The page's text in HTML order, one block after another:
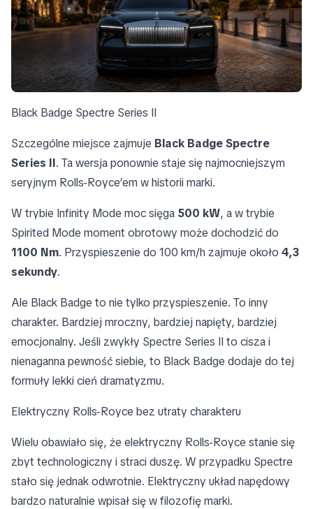
Black Badge Spectre Series II
Szczególne miejsce zajmuje Black Badge Spectre
Series II. Ta wersja ponownie staje się najmocniejszym
seryjnym Rolls-Royce’em w historii marki.
W trybie Infinity Mode moc sięga 500 kW, a w trybie
Spirited Mode moment obrotowy może dochodzić do
1100 Nm. Przyspieszenie do 100 km/h zajmuje około 4,3
sekundy.
Ale Black Badge to nie tylko przyspieszenie. To inny
charakter. Bardziej mroczny, bardziej napięty, bardziej
emocjonalny. Jeśli zwykły Spectre Series II to cisza i
nienaganna pewność siebie, to Black Badge dodaje do tej
formuły lekki cień dramatyzmu.
Elektryczny Rolls-Royce bez utraty charakteru
Wielu obawiało się, że elektryczny Rolls-Royce stanie się
zbyt technologiczny i straci duszę. W przypadku Spectre
stało się jednak odwrotnie. Elektryczny układ napędowy
bardzo naturalnie wpisał się w filozofię marki.